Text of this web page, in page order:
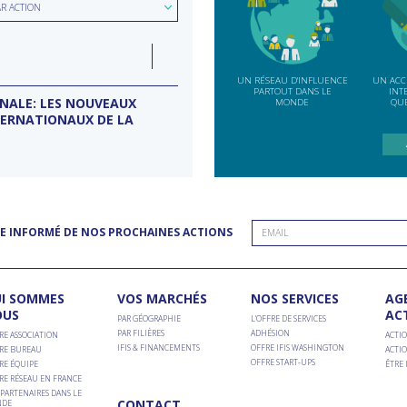
ACTION
LES NOUVEAUX
DE LA
INDE
MISSION D’ENTREPRISES
UN RÉSEAU D'INFLUENCE
PARTOUT DANS LE
MONDE
UN
INFORMÉ DE NOS PROCHAINES ACTIONS
SOMMES
ASSOCIATION
BUREAU
ÉQUIPE
RÉSEAU EN FRANCE
DANS LE
VOS MARCHÉS
PAR GÉOGRAPHIE
PAR FILIÈRES
IFIS & FINANCEMENTS
NOS SERVICES
L’OFFRE DE SERVICES
ADHÉSION
OFFRE IFIS WASHINGTON
OFFRE START-UPS
ÊTRE